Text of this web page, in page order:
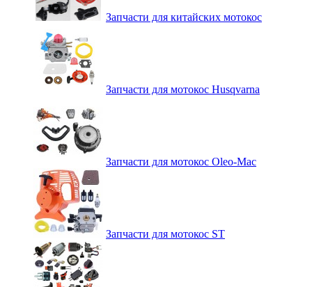
Запчасти для китайских мотокос
Запчасти для мотокос Husqvarna
Запчасти для мотокос Oleo-Mac
Запчасти для мотокос ST